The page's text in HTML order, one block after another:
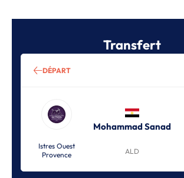
Transfert
DÉPART
Istres Ouest
Provence
Mohammad Sanad
ALD